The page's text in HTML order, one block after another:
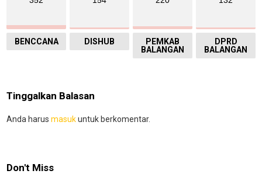
BENCCANA DISHUB
PEMKAB
BALANGAN
DPRD
BALANGAN
Tinggalkan Balasan
Anda harus masukuntuk berkomentar.
Don't Miss